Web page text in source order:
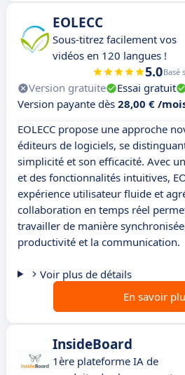
EOLECC
Sous-titrez facilement vos
vidéos en 120 langues !
5.0Basé
Version gratuite Essai gratuit
Version payante dès 28,00 € /
EOLECC propose une approche
éditeurs de logiciels, se
simplicité et son efficacité. Avec
et des fonctionnalités intuitives,
expérience utilisateur fluide et
collaboration en temps réel
travailler de manière
productivité et la communication.
Voir plus de détails
En savoir
InsideBoard
1ère plateforme IA de